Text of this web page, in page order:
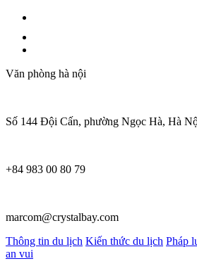
Văn phòng hà nội
Số 144 Đội Cấn, phường Ngọc Hà, Hà
+84 983 00 80 79
marcom@crystalbay.com
Thông tin du lịch Kiến thức du lịch Pháp
an vui